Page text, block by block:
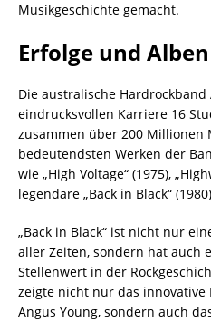
Musikgeschichte gemacht.
Erfolge und
Die australische
eindrucksvollen Karriere 16
zusammen über 200 Millionen
bedeutendsten Werken der
wie „High Voltage“ (1975),
legendäre „Back in Black“
„Back in Black“ ist nicht nur
aller Zeiten, sondern hat auch
Stellenwert in der
zeigte nicht nur das innovative
Angus Young, sondern auch